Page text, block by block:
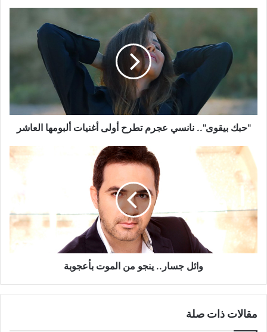
عجرم
ألبومها
العاشر
"حبك بيقوى".. نانسي عجرم تطرح أولى أغنيات ألبومها العاشر
وائل
جسار..
من
الموت
بأعجوبة
وائل جسار.. ينجو من الموت بأعجوبة
مقالات ذات صلة